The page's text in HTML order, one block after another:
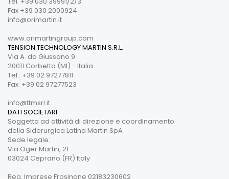
Fax +39 030 2000924
info@orimartin.it
www.orimartingroup.com
TENSION TECHNOLOGY MARTIN S.R.L.
Via A. da Giussano 9
20011 Corbetta (MI) - Italia
Tel.: +39 02 97277811
Fax: +39 02 97277523
info@ttmsrl.it
DATI SOCIETARI
Soggetta ad attività di direzione e coordinamento
della Siderurgica Latina Martin SpA
Sede legale:
Via Oger Martin, 21
03024 Ceprano (FR) Italy
Reg. Imprese Frosinone 02183230602